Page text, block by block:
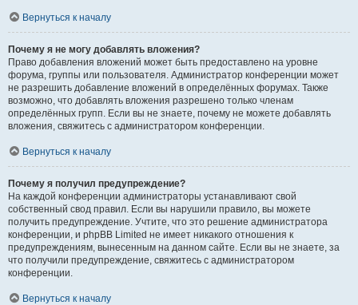
Вернуться к началу
Почему я не могу добавлять вложения?
Право добавления вложений может быть предоставлено на уровне
форума, группы или пользователя. Администратор конференции может
не разрешить добавление вложений в определённых форумах. Также
возможно, что добавлять вложения разрешено только членам
определённых групп. Если вы не знаете, почему не можете добавлять
вложения, свяжитесь с администратором конференции.
Вернуться к началу
Почему я получил предупреждение?
На каждой конференции администраторы устанавливают свой
собственный свод правил. Если вы нарушили правило, вы можете
получить предупреждение. Учтите, что это решение администратора
конференции, и phpBB Limited не имеет никакого отношения к
предупреждениям, вынесенным на данном сайте. Если вы не знаете, за
что получили предупреждение, свяжитесь с администратором
конференции.
Вернуться к началу